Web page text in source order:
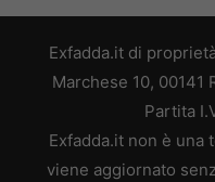
Exfadda.it di
Marchese 10, 00141
Partita
Exfadda.it non è una
viene aggiornato